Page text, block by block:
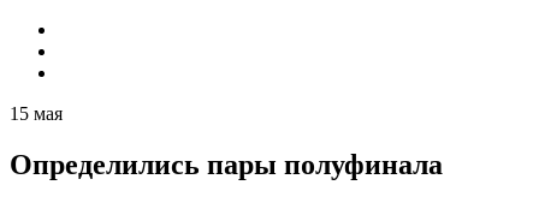
15 мая
Определились пары полуфинала